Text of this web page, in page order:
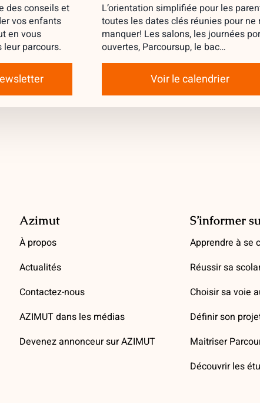
des conseils et
vos enfants
en vous
parcours.
L’orientation simplifiée pour les
toutes les dates clés réunies pour ne
manquer! Les salons, les journées
ouvertes, Parcoursup, le bac…
Voir le calendrier
Azimut
À propos
Actualités
Contactez-nous
AZIMUT dans les médias
Devenez annonceur sur AZIMUT
S’informer
Apprendre à se
Réussir sa
Choisir sa voie
Définir son
Maitriser
Découvrir les